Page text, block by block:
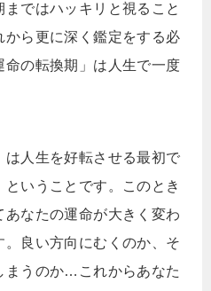
ではハッキリと視ること
ら更に深く鑑定をする必
の転換期」は人生で一度
人生を好転させる最初で
いうことです。このとき
なたの運命が大きく変わ
良い方向にむくのか、そ
まうのか…これからあなた